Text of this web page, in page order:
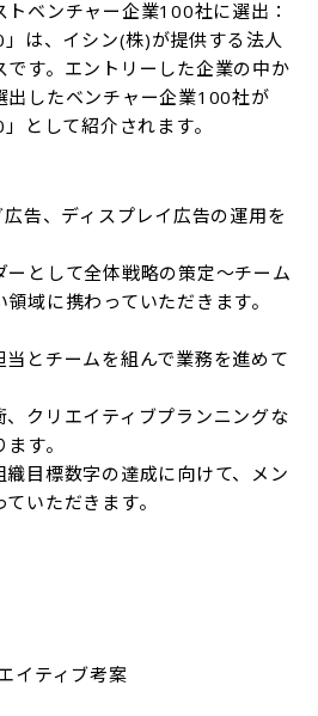
ベンチャー企業100社に選出：
」は、イシン(株)が提供する法人
す。エントリーした企業の中か
出したベンチャー企業100社が
として紹介されます。
告、ディスプレイ広告の運用を
ーとして全体戦略の策定～チーム
域に携わっていただきます。
とチームを組んで業務を進めて
クリエイティブプランニングな
す。
織目標数字の達成に向けて、メン
いただきます。
イティブ考案